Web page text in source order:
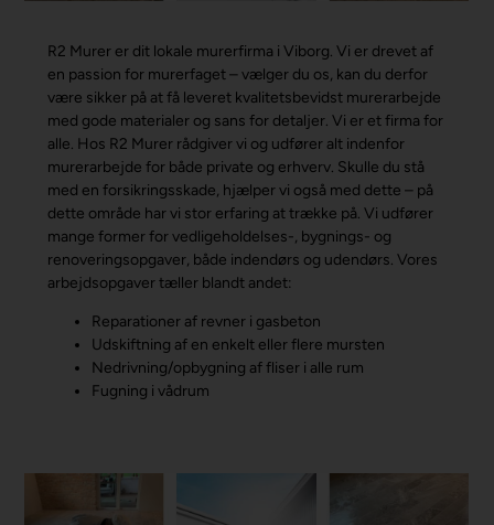
R2 Murer er dit lokale murerfirma i Viborg. Vi er drevet af
en passion for murerfaget – vælger du os, kan du derfor
være sikker på at få leveret kvalitetsbevidst murerarbejde
med gode materialer og sans for detaljer. Vi er et firma for
alle. Hos R2 Murer rådgiver vi og udfører alt indenfor
murerarbejde for både private og erhverv. Skulle du stå
med en forsikringsskade, hjælper vi også med dette – på
dette område har vi stor erfaring at trække på. Vi udfører
mange former for vedligeholdelses-, bygnings- og
renoveringsopgaver, både indendørs og udendørs. Vores
arbejdsopgaver tæller blandt andet:
Reparationer af revner i gasbeton
Udskiftning af en enkelt eller flere mursten
Nedrivning/opbygning af fliser i alle rum
Fugning i vådrum